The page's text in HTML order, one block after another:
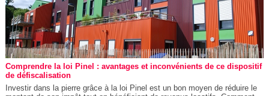
Comprendre la loi Pinel : avantages et inconvénients de ce dispositif
de défiscalisation
Investir dans la pierre grâce à la loi Pinel est un bon moyen de réduire le